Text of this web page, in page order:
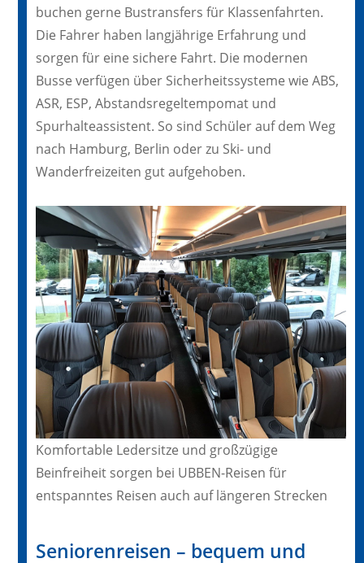
buchen gerne Bustransfers für Klassenfahrten.
Die Fahrer haben langjährige Erfahrung und
sorgen für eine sichere Fahrt. Die modernen
Busse verfügen über Sicherheitssysteme wie ABS,
ASR, ESP, Abstandsregeltempomat und
Spurhalteassistent. So sind Schüler auf dem Weg
nach Hamburg, Berlin oder zu Ski- und
Wanderfreizeiten gut aufgehoben.
Komfortable Ledersitze und großzügige
Beinfreiheit sorgen bei UBBEN-Reisen für
entspanntes Reisen auch auf längeren Strecken
Seniorenreisen – bequem und